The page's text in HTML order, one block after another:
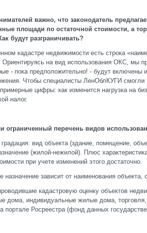
важно, что законодатель
площади по остаточной стоимости, а
будут разграничивать?
кадастре недвижимости есть строка
Ориентируясь на вид использования ОКС, мы
- пока предположительно! - будут включены
Чтобы специалисты ЛенОблКУГИ смогли
цифры: как изменится нагрузка на
налог.
ограниченный перечень видов
вид объекта (здание, помещение,
(жилой-нежилой). Плюс
при учете изменений этого достаточно.
назначение зависит от наименования
кадастровую оценку объектов
дома, индивидуальные жилые дома,
портале Росреестра (фонд данных